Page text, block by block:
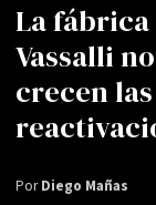
La fábrica
Vassalli
crecen
PorDiego Mañas